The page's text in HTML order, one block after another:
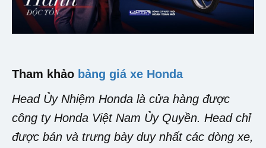
Tham khảo bảng giá xe Honda
Head Ủy Nhiệm Honda là cửa hàng được
công ty Honda Việt Nam Ủy Quyền. Head chỉ
được bán và trưng bày duy nhất các dòng xe,